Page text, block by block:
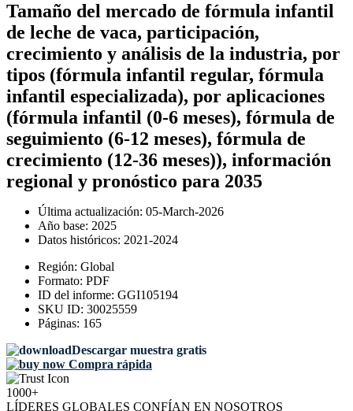
Tamaño del mercado de fórmula infantil
de leche de vaca, participación,
crecimiento y análisis de la industria, por
tipos (fórmula infantil regular, fórmula
infantil especializada), por aplicaciones
(fórmula infantil (0-6 meses), fórmula de
seguimiento (6-12 meses), fórmula de
crecimiento (12-36 meses)), información
regional y pronóstico para 2035
Última actualización: 05-March-2026
Año base: 2025
Datos históricos: 2021-2024
Región: Global
Formato: PDF
ID del informe: GGI105194
SKU ID: 30025559
Páginas: 165
Descargar muestra gratis
Compra rápida
1000+
LÍDERES GLOBALES CONFÍAN EN NOSOTROS